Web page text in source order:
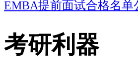
EMBA提前面试合格名单
考研利器